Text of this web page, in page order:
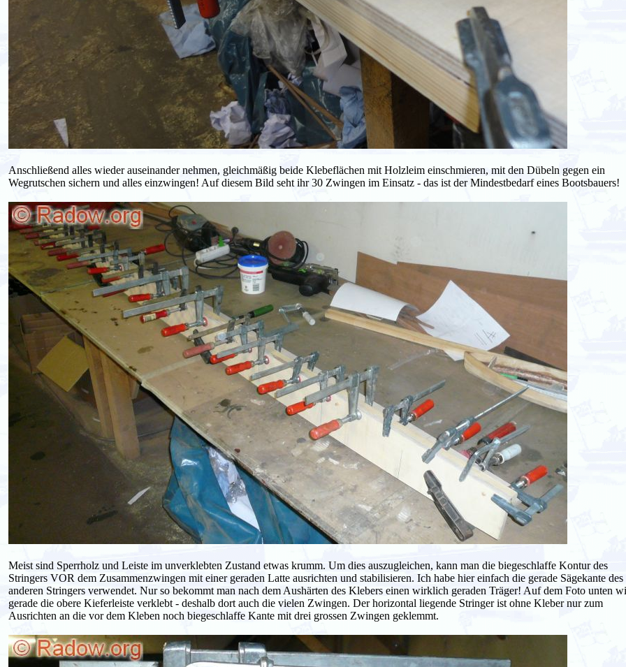
Anschließend alles wieder auseinander nehmen, gleichmäßig beide Klebeflächen mit Holzleim einschmieren, mit den Dübeln gegen ein
Wegrutschen sichern und alles einzwingen! Auf diesem Bild seht ihr 30 Zwingen im Einsatz - das ist der Mindestbedarf eines Bootsbauers!
Meist sind Sperrholz und Leiste im unverklebten Zustand etwas krumm. Um dies auszugleichen, kann man die biegeschlaffe Kontur des
Stringers VOR dem Zusammenzwingen mit einer geraden Latte ausrichten und stabilisieren. Ich habe hier einfach die gerade Sägekante des
anderen Stringers verwendet. Nur so bekommt man nach dem Aushärten des Klebers einen wirklich geraden Träger! Auf dem Foto unten
gerade die obere Kieferleiste verklebt - deshalb dort auch die vielen Zwingen. Der horizontal liegende Stringer ist ohne Kleber nur zum
Ausrichten an die vor dem Kleben noch biegeschlaffe Kante mit drei grossen Zwingen geklemmt.